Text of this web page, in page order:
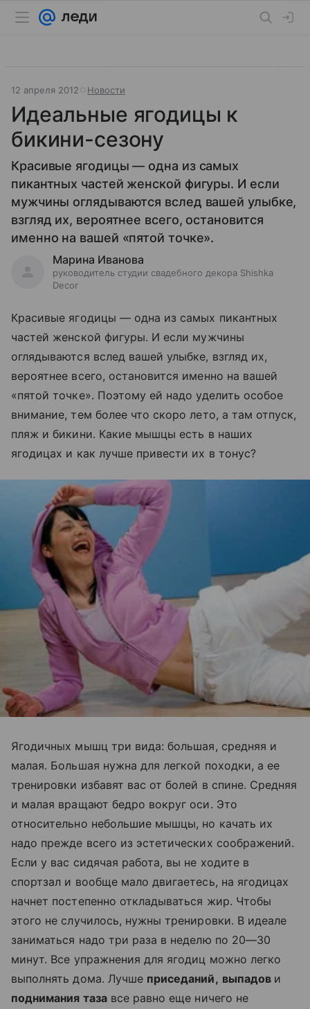
12 апреля 2012 Новости
Идеальные ягодицы к
бикини-сезону
Красивые ягодицы — одна из самых
пикантных частей женской фигуры. И если
мужчины оглядываются вслед вашей улыбке,
взгляд их, вероятнее всего, остановится
именно на вашей «пятой точке».
Марина Иванова
руководитель студии свадебного декора Shishka
Decor
Красивые ягодицы — одна из самых пикантных
частей женской фигуры. И если мужчины
оглядываются вслед вашей улыбке, взгляд их,
вероятнее всего, остановится именно на вашей
«пятой точке». Поэтому ей надо уделить особое
внимание, тем более что скоро лето, а там отпуск,
пляж и бикини. Какие мышцы есть в наших
ягодицах и как лучше привести их в тонус?
Ягодичных мышц три вида: большая, средняя и
малая. Большая нужна для легкой походки, а ее
тренировки избавят вас от болей в спине. Средняя
и малая вращают бедро вокруг оси. Это
относительно небольшие мышцы, но качать их
надо прежде всего из эстетических соображений.
Если у вас сидячая работа, вы не ходите в
спортзал и вообще мало двигаетесь, на ягодицах
начнет постепенно откладываться жир. Чтобы
этого не случилось, нужны тренировки. В идеале
заниматься надо три раза в неделю по 20—30
минут. Все упражнения для ягодиц можно легко
выполнять дома. Лучше приседаний, выпадов и
поднимания тазавсе равно еще ничего не